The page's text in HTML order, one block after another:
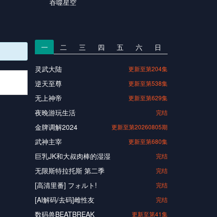
吞噬星空
一 二 三 四 五 六 日
灵武大陆 更新至第204集
逆天至尊 更新至第538集
无上神帝 更新至第629集
夜晚游玩生活 完结
金牌调解2024 更新至第20260805期
武神主宰 更新至第680集
巨乳JK和大叔肉棒的湿湿 完结
无限斯特拉托斯 第二季 完结
[高清里番] フォルト! 完结
[AI解码/去码]雌性友 完结
数码兽BEATBREAK 更新至第41集